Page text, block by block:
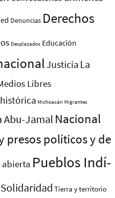
Denuncias Derechos
Desplazados Educación
Justicia La
Libres
Michoacán Migrantes
Abu-Jamal Nacional
presos polí­ticos y de
Pueblos Indí­
Solidaridad Tierra y territorio